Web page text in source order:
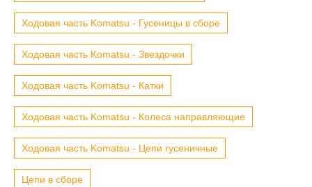
Ходовая часть Komatsu - Гусеницы в сборе
Ходовая часть Komatsu - Звездочки
Ходовая часть Komatsu - Катки
Ходовая часть Komatsu - Колеса направляющие
Ходовая часть Komatsu - Цепи гусеничные
Цепи в сборе